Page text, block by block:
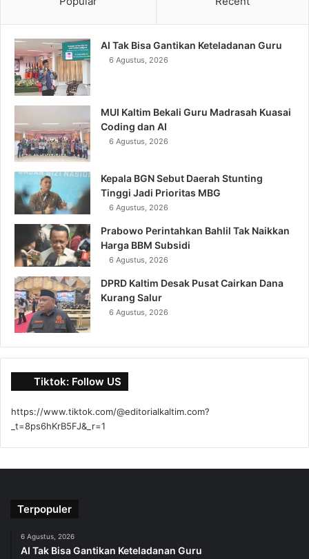
AI Tak Bisa Gantikan Keteladanan Guru
6 Agustus, 2026
MUI Kaltim Bekali Guru Madrasah Kuasai
Coding dan AI
6 Agustus, 2026
Kepala BGN Sebut Daerah Stunting
Tinggi Jadi Prioritas MBG
6 Agustus, 2026
Prabowo Perintahkan Bahlil Tak Naikkan
Harga BBM Subsidi
6 Agustus, 2026
DPRD Kaltim Desak Pusat Cairkan Dana
Kurang Salur
6 Agustus, 2026
Tiktok: Follow US
https://www.tiktok.com/@editorialkaltim.com?
_t=8ps6hKrB5FJ&_r=1
Terpopuler
6 Agustus, 2026
AI Tak Bisa Gantikan Keteladanan Guru